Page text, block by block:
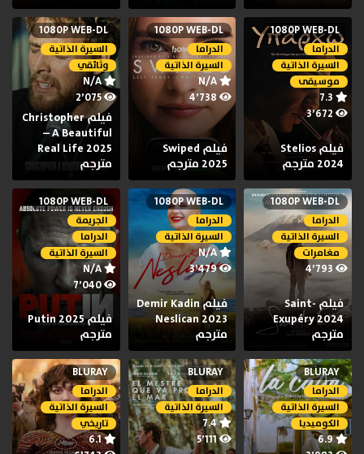
1080P WEB-DL
الدراما
السيرة الذاتية
موسيقى
فيلم Stelios
2024 مترجم
1080P WEB-DL
الدراما
السيرة الذاتية
N/A
4٬738
فيلم Swiped
2025 مترجم
1080P WEB-DL
السيرة الذاتية
وثائقي
N/A
2٬075
فيلم Christopher
– A Beautiful
Real Life 2025
مترجم
1080P WEB-DL
الدراما
السيرة الذاتية
مغامرات
فيلم Saint-
Exupéry 2024
مترجم
1080P WEB-DL
الدراما
السيرة الذاتية
N/A
3٬479
فيلم Demir Kadin
Neslican 2023
مترجم
1080P WEB-DL
الجريمة
الدراما
السيرة الذاتية
N/A
7٬040
فيلم Putin 2025
مترجم
BLURAY
الدراما
السيرة الذاتية
الكوميديا
6.9
BLURAY
الدراما
السيرة الذاتية
7.4
5٬111
BLURAY
الدراما
السيرة الذاتية
تاريخي
6.1